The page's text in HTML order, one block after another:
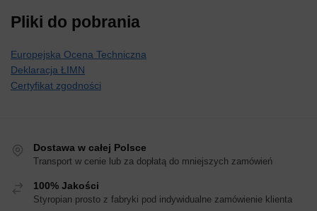
Pliki do pobrania
Europejska Ocena Techniczna
Deklaracja ŁIMN
Certyfikat zgodności
Dostawa w całej Polsce
Transport w cenie lub za dopłatą do mniejszych zamówień
100% Jakości
Styropian prosto z fabryki pod indywidualne zamówienie klienta